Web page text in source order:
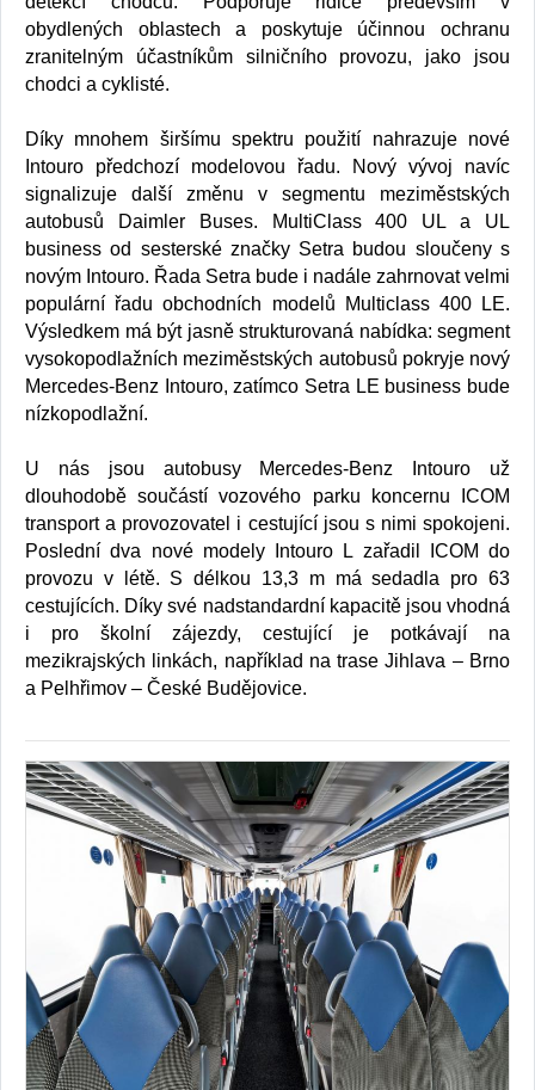
obydlených oblastech a poskytuje účinnou ochranu
zranitelným účastníkům silničního provozu, jako jsou
chodci a cyklisté.
Díky mnohem širšímu spektru použití nahrazuje nové
Intouro předchozí modelovou řadu. Nový vývoj navíc
signalizuje další změnu v segmentu meziměstských
autobusů Daimler Buses. MultiClass 400 UL a UL
business od sesterské značky Setra budou sloučeny s
novým Intouro. Řada Setra bude i nadále zahrnovat velmi
populární řadu obchodních modelů Multiclass 400 LE.
Výsledkem má být jasně strukturovaná nabídka: segment
vysokopodlažních meziměstských autobusů pokryje nový
Mercedes-Benz Intouro, zatímco Setra LE business bude
nízkopodlažní.
U nás jsou autobusy Mercedes-Benz Intouro už
dlouhodobě součástí vozového parku koncernu ICOM
transport a provozovatel i cestující jsou s nimi spokojeni.
Poslední dva nové modely Intouro L zařadil ICOM do
provozu v létě. S délkou 13,3 m má sedadla pro 63
cestujících. Díky své nadstandardní kapacitě jsou vhodná
i pro školní zájezdy, cestující je potkávají na
mezikrajských linkách, například na trase Jihlava – Brno
a Pelhřimov – České Budějovice.